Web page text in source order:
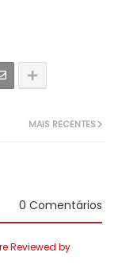
MAIS RECENTES
0 Comentários
Reviewed by